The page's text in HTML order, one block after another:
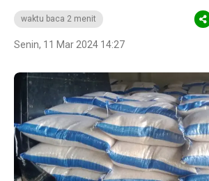
waktu baca 2 menit
Senin, 11 Mar 2024 14:27